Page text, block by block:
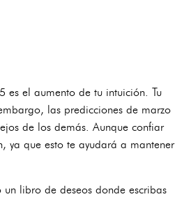
es el aumento de tu intuición. Tu
las predicciones de marzo
de los demás. Aunque confiar
ya que esto te ayudará a mantener
libro de deseos donde escribas